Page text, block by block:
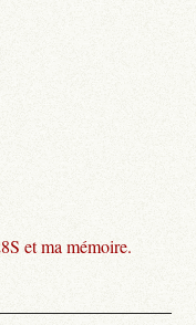
et ma mémoire.